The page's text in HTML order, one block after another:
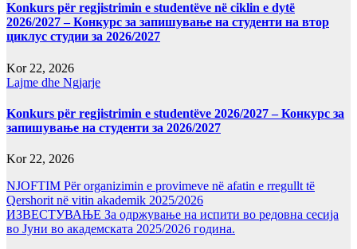
Konkurs për regjistrimin e studentëve në ciklin e dytë
2026/2027 – Конкурс за запишување на студенти на втор
циклус студии за 2026/2027
Kor 22, 2026
Lajme dhe Ngjarje
Konkurs për regjistrimin e studentëve 2026/2027 – Конкурс за
запишување на студенти за 2026/2027
Kor 22, 2026
NJOFTIM Për organizimin e provimeve në afatin e rregullt të
Qershorit në vitin akademik 2025/2026
ИЗВЕСТУВАЊЕ За одржување на испити во редовна сесија
во Јуни во академската 2025/2026 година.